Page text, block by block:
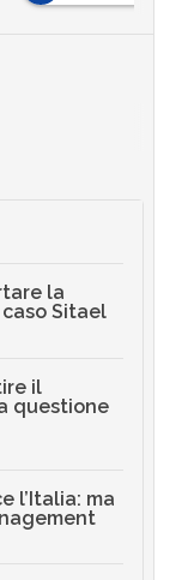
la
Sitael
il
questione
l’Italia: ma